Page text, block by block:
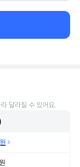
달라질 수 있어요.